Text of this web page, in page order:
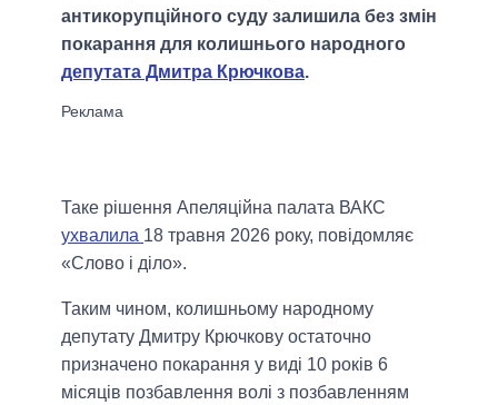
антикорупційного суду залишила без змін
покарання для колишнього народного
депутата Дмитра Крючкова.
Таке рішення Апеляційна палата ВАКС
ухвалила 18 травня 2026 року, повідомляє
«Слово і діло».
Таким чином, колишньому народному
депутату Дмитру Крючкову остаточно
призначено покарання у виді 10 років 6
місяців позбавлення волі з позбавленням